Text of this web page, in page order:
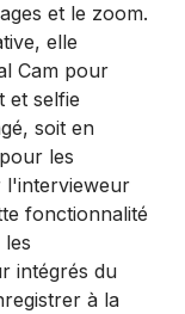
et le zoom.
elle
Cam pour
et selfie
soit en
les
l'intervieweur
fonctionnalité
intégrés du
à la